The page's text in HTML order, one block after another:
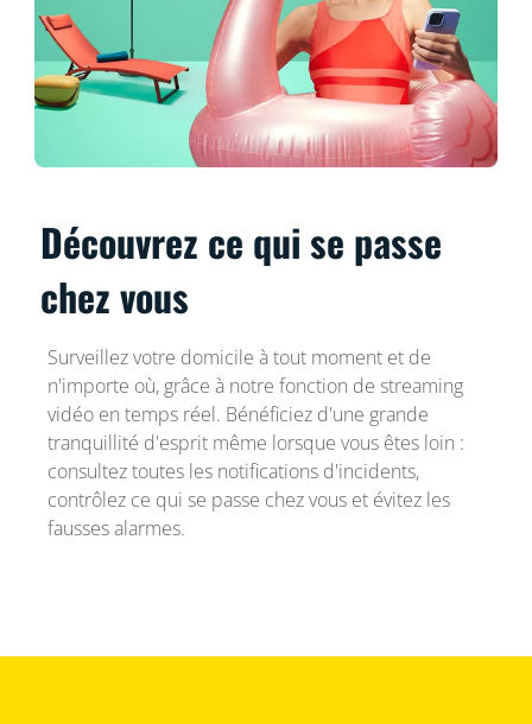
Découvrez ce qui se passe
chez vous
Surveillez votre domicile à tout moment et de
n'importe où, grâce à notre fonction de streaming
vidéo en temps réel. Bénéficiez d'une grande
tranquillité d'esprit même lorsque vous êtes loin :
consultez toutes les notifications d'incidents,
contrôlez ce qui se passe chez vous et évitez les
fausses alarmes.